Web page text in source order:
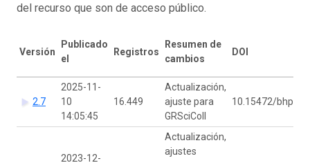
del recurso que son de acceso público.
Versión
Publicado
el
Registros
Resumen de
cambios
DOI
2.7
2025-11-
10
14:05:45
16.449
Actualización,
ajuste para
GRSciColl
10.15472/bhprvq
2023-12-
Actualización,
ajustes